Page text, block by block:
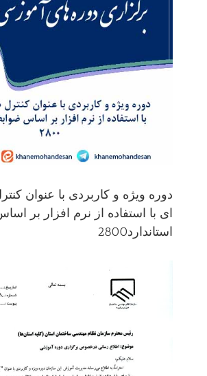
دوره ویژه و کاربردی با عنوان
ای با استفاده از نرم افزار بر
استاندارد2800